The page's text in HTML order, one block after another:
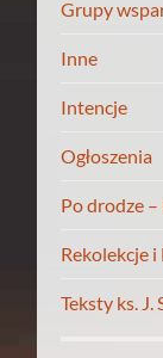
Grupy
Inne
Intencje
Ogłoszenia
Po drodze –
Rekolekcje
Teksty ks. J.